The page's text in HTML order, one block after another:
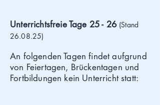
Unterrichtsfreie Tage 25 - 26 (Stand
26.08.25)
An folgenden Tagen findet aufgrund
von Feiertagen, Brückentagen und
Fortbildungen kein Unterricht statt: